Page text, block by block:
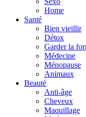
Home
Santé
Bien vieillir
Détox
Garder la
Médecine
Ménopause
Animaux
Beauté
Anti-âge
Cheveux
Maquillage